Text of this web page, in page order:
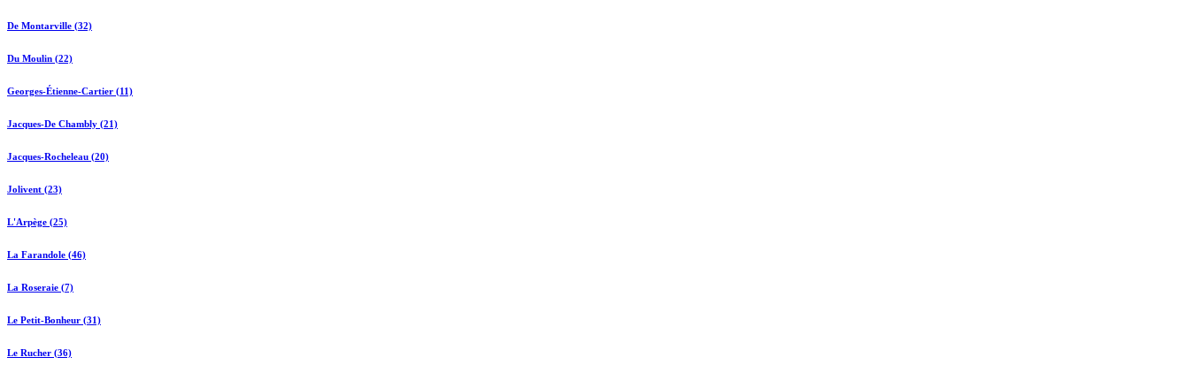
De Montarville (32)
Du Moulin (22)
Georges-Étienne-Cartier (11)
Jacques-De Chambly (21)
Jacques-Rocheleau (20)
Jolivent (23)
L'Arpège (25)
La Farandole (46)
La Roseraie (7)
Le Petit-Bonheur (31)
Le Rucher (36)